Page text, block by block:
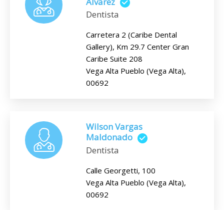
Dentista
Carretera 2 (Caribe Dental
Gallery), Km 29.7 Center Gran
Caribe Suite 208
Vega Alta Pueblo (Vega Alta),
00692
Wilson Vargas
Maldonado
Dentista
Calle Georgetti, 100
Vega Alta Pueblo (Vega Alta),
00692